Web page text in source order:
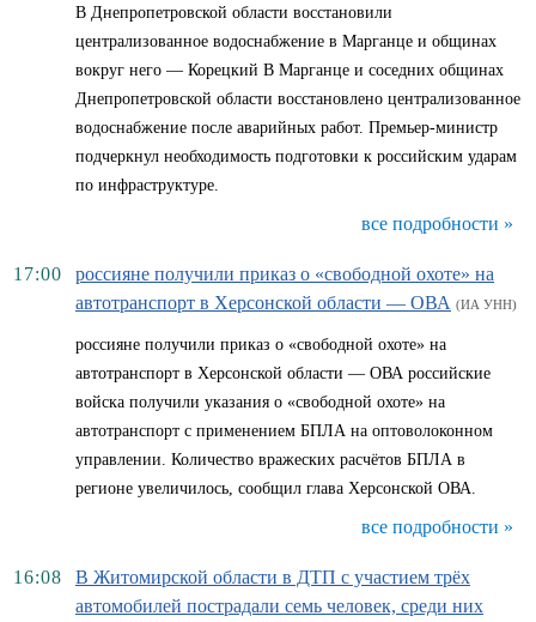
В Днепропетровской области восстановили
централизованное водоснабжение в Марганце и общинах
вокруг него — Корецкий В Марганце и соседних общинах
Днепропетровской области восстановлено централизованное
водоснабжение после аварийных работ. Премьер-министр
подчеркнул необходимость подготовки к российским ударам
по инфраструктуре.
все подробности »
17:00
россияне получили приказ о «свободной охоте» на
автотранспорт в Херсонской области — ОВА (ИА УНН)
россияне получили приказ о «свободной охоте» на
автотранспорт в Херсонской области — ОВА российские
войска получили указания о «свободной охоте» на
автотранспорт с применением БПЛА на оптоволоконном
управлении. Количество вражеских расчётов БПЛА в
регионе увеличилось, сообщил глава Херсонской ОВА.
все подробности »
16:08
В Житомирской области в ДТП с участием трёх
автомобилей пострадали семь человек, среди них